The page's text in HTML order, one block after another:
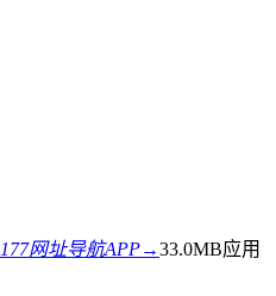
177网址导航APP→33.0MB应用